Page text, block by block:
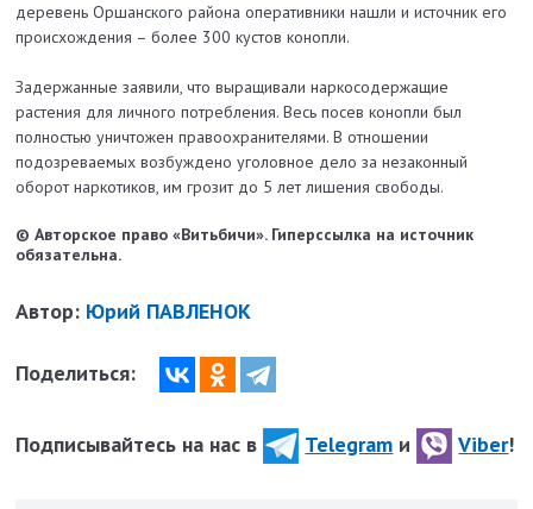
деревень Оршанского района оперативники нашли и источник его
происхождения – более 300 кустов конопли.
Задержанные заявили, что выращивали наркосодержащие
растения для личного потребления. Весь посев конопли был
полностью уничтожен правоохранителями. В отношении
подозреваемых возбуждено уголовное дело за незаконный
оборот наркотиков, им грозит до 5 лет лишения свободы.
© Авторское право «Витьбичи». Гиперссылка на источник
обязательна.
Автор: Юрий ПАВЛЕНОК
Поделиться:
Подписывайтесь на нас в Telegram и Viber!